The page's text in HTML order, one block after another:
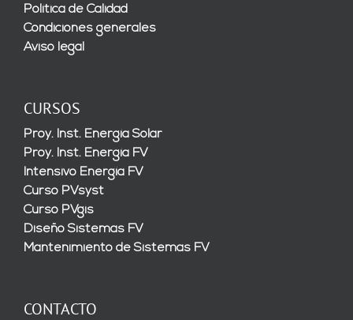
Política de Calidad
Condiciones generales
Aviso legal
CURSOS
Proy. Inst. Energía Solar
Proy. Inst. Energía FV
Intensivo Energía FV
Curso PVsyst
Curso PVgis
Diseño Sistemas FV
Mantenimiento de Sistemas FV
CONTACTO